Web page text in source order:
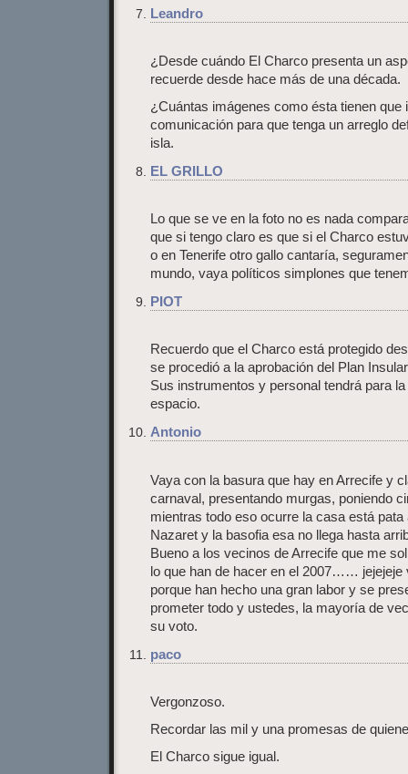
Leandro
¿Desde cuándo El Charco presenta un
recuerde desde hace más de una década.
¿Cuántas imágenes como ésta tienen que
comunicación para que tenga un arreglo
isla.
EL GRILLO
Lo que se ve en la foto no es nada
que si tengo claro es que si el Charco
o en Tenerife otro gallo cantaría,
mundo, vaya políticos simplones que
PIOT
Recuerdo que el Charco está protegido
se procedió a la aprobación del Plan
Sus instrumentos y personal tendrá para
espacio.
Antonio
Vaya con la basura que hay en Arrecife y
carnaval, presentando murgas, poniendo
mientras todo eso ocurre la casa está
Nazaret y la basofia esa no llega hasta
Bueno a los vecinos de Arrecife que me
lo que han de hacer en el 2007…… jejejeje
porque han hecho una gran labor y se
prometer todo y ustedes, la mayoría de
su voto.
paco
Vergonzoso.
Recordar las mil y una promesas de
El Charco sigue igual.